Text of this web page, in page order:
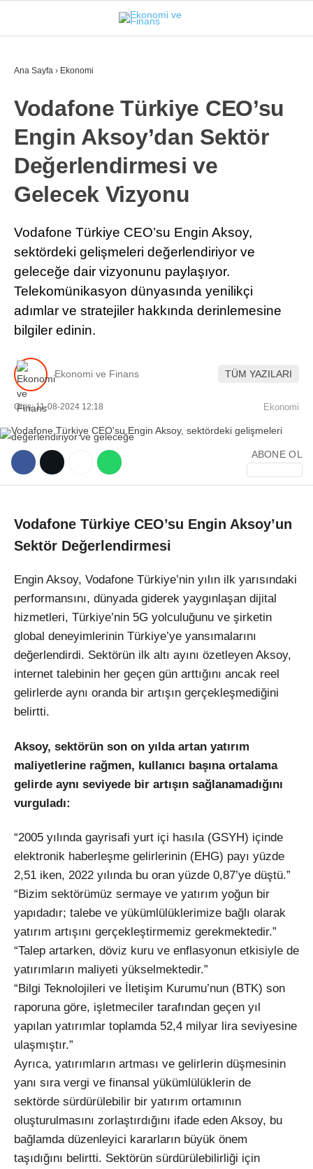
Youtube
İSTANBUL
GÜNDEM
EKONOMI
FINANS
BORSA
KRIPTO
SEKTÖRLER
OTOMOBIL
Ana Sayfa › Ekonomi
Vodafone Türkiye CEO’su
Engin Aksoy’dan Sektör
Değerlendirmesi ve
Gelecek Vizyonu
Vodafone Türkiye CEO’su Engin Aksoy,
sektördeki gelişmeleri değerlendiriyor ve
geleceğe dair vizyonunu paylaşıyor.
Telekomünikasyon dünyasında yenilikçi
adımlar ve stratejiler hakkında derinlemesine
bilgiler edinin.
Ekonomi ve Finans TÜM YAZILARI
Giriş: 11-08-2024 12:18 Ekonomi
ABONE OL
Vodafone Türkiye CEO’su Engin Aksoy’un
Sektör Değerlendirmesi
Engin Aksoy, Vodafone Türkiye’nin yılın ilk yarısındaki
performansını, dünyada giderek yaygınlaşan dijital
hizmetleri, Türkiye’nin 5G yolculuğunu ve şirketin
global deneyimlerinin Türkiye’ye yansımalarını
değerlendirdi. Sektörün ilk altı ayını özetleyen Aksoy,
internet talebinin her geçen gün arttığını ancak reel
gelirlerde aynı oranda bir artışın gerçekleşmediğini
belirtti.
Aksoy, sektörün son on yılda artan yatırım
maliyetlerine rağmen, kullanıcı başına ortalama
gelirde aynı seviyede bir artışın sağlanamadığını
vurguladı:
“2005 yılında gayrisafi yurt içi hasıla (GSYH) içinde
elektronik haberleşme gelirlerinin (EHG) payı yüzde
2,51 iken, 2022 yılında bu oran yüzde 0,87’ye düştü.”
“Bizim sektörümüz sermaye ve yatırım yoğun bir
yapıdadır; talebe ve yükümlülüklerimize bağlı olarak
yatırım artışını gerçekleştirmemiz gerekmektedir.”
“Talep artarken, döviz kuru ve enflasyonun etkisiyle de
yatırımların maliyeti yükselmektedir.”
“Bilgi Teknolojileri ve İletişim Kurumu’nun (BTK) son
raporuna göre, işletmeciler tarafından geçen yıl
yapılan yatırımlar toplamda 52,4 milyar lira seviyesine
ulaşmıştır.”
Ayrıca, yatırımların artması ve gelirlerin düşmesinin
yanı sıra vergi ve finansal yükümlülüklerin de
sektörde sürdürülebilir bir yatırım ortamının
oluşturulmasını zorlaştırdığını ifade eden Aksoy, bu
bağlamda düzenleyici kararların büyük önem
taşıdığını belirtti. Sektörün sürdürülebilirliği için